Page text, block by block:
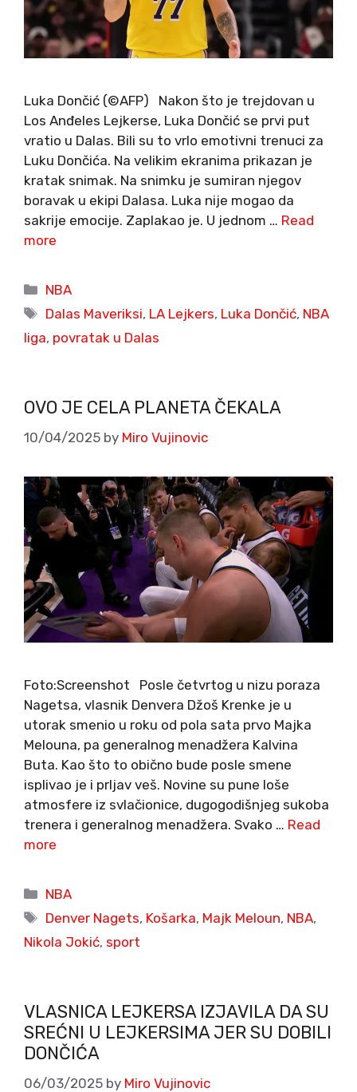
Luka Dončić (©AFP) Nakon što je trejdovan u
Los Anđeles Lejkerse, Luka Dončić se prvi put
vratio u Dalas. Bili su to vrlo emotivni trenuci za
Luku Dončića. Na velikim ekranima prikazan je
kratak snimak. Na snimku je sumiran njegov
boravak u ekipi Dalasa. Luka nije mogao da
sakrije emocije. Zaplakao je. U jednom … Read
more
Categories
NBA
Tags
Dalas Maveriksi, LA Lejkers, Luka Dončić, NBA
liga, povratak u Dalas
OVO JE CELA PLANETA ČEKALA
10/04/2025 by Miro Vujinovic
Foto:Screenshot Posle četvrtog u nizu poraza
Nagetsa, vlasnik Denvera Džoš Krenke je u
utorak smenio u roku od pola sata prvo Majka
Melouna, pa generalnog menadžera Kalvina
Buta. Kao što to obično bude posle smene
isplivao je i prljav veš. Novine su pune loše
atmosfere iz svlačionice, dugogodišnjeg sukoba
trenera i generalnog menadžera. Svako … Read
more
Categories
NBA
Tags
Denver Nagets, Košarka, Majk Meloun, NBA,
Nikola Jokić, sport
VLASNICA LEJKERSA IZJAVILA DA SU
SREĆNI U LEJKERSIMA JER SU DOBILI
DONČIĆA
06/03/2025 by Miro Vujinovic